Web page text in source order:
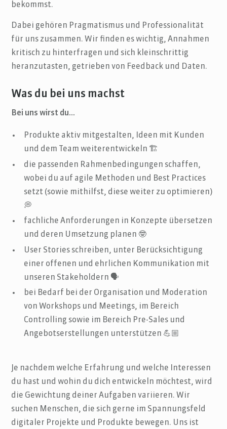
bekommst.
Dabei gehören Pragmatismus und Professionalität
für uns zusammen. Wir finden es wichtig, Annahmen
kritisch zu hinterfragen und sich kleinschrittig
heranzutasten, getrieben von Feedback und Daten.
Was du bei uns machst
Bei uns wirst du…
Produkte aktiv mitgestalten, Ideen mit Kunden
und dem Team weiterentwickeln 🏗
die passenden Rahmenbedingungen schaffen,
wobei du auf agile Methoden und Best Practices
setzt (sowie mithilfst, diese weiter zu optimieren)
💭
fachliche Anforderungen in Konzepte übersetzen
und deren Umsetzung planen 🤓
User Stories schreiben, unter Berücksichtigung
einer offenen und ehrlichen Kommunikation mit
unseren Stakeholdern 🗣
bei Bedarf bei der Organisation und Moderation
von Workshops und Meetings, im Bereich
Controlling sowie im Bereich Pre-Sales und
Angebotserstellungen unterstützen 💪🏼
Je nachdem welche Erfahrung und welche Interessen
du hast und wohin du dich entwickeln möchtest, wird
die Gewichtung deiner Aufgaben variieren. Wir
suchen Menschen, die sich gerne im Spannungsfeld
digitaler Projekte und Produkte bewegen. Uns ist